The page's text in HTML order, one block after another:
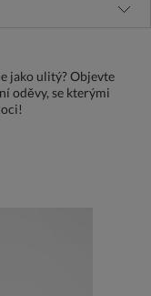
jako ulitý? Objevte
oděvy, se kterými